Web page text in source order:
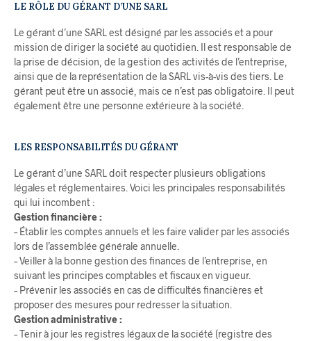
LE RÔLE DU GÉRANT D’UNE SARL
Le gérant d’une SARL est désigné par les associés et a pour
mission de diriger la société au quotidien. Il est responsable de
la prise de décision, de la gestion des activités de l’entreprise,
ainsi que de la représentation de la SARL vis-à-vis des tiers. Le
gérant peut être un associé, mais ce n’est pas obligatoire. Il peut
également être une personne extérieure à la société.
LES RESPONSABILITÉS DU GÉRANT
Le gérant d’une SARL doit respecter plusieurs obligations
légales et réglementaires. Voici les principales responsabilités
qui lui incombent :
Gestion financière :
– Établir les comptes annuels et les faire valider par les associés
lors de l’assemblée générale annuelle.
– Veiller à la bonne gestion des finances de l’entreprise, en
suivant les principes comptables et fiscaux en vigueur.
– Prévenir les associés en cas de difficultés financières et
proposer des mesures pour redresser la situation.
Gestion administrative :
– Tenir à jour les registres légaux de la société (registre des